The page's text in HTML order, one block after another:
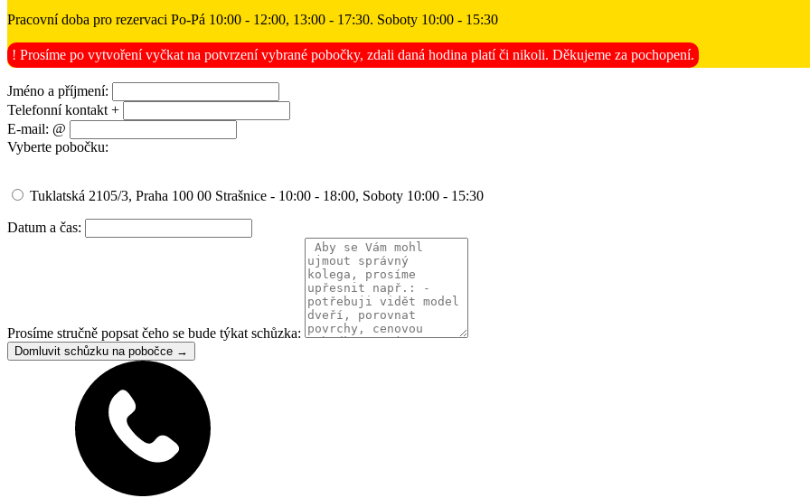
Pracovní doba pro rezervaci Po-Pá 10:00 - 12:00, 13:00 - 17:30. Soboty 10:00 - 15:30
! Prosíme po vytvoření vyčkat na potvrzení vybrané pobočky, zdali daná hodina platí či nikoli. Děkujeme za pochopení.
Jméno a příjmení:
Telefonní kontakt +
E-mail: @
Vyberte pobočku:
Tuklatská 2105/3, Praha 100 00 Strašnice - 10:00 - 18:00, Soboty 10:00 - 15:30
Datum a čas:
Prosíme stručně popsat čeho se bude týkat schůzka:
Domluvit schůzku na pobočce →